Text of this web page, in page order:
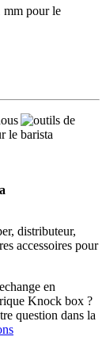
mm pour le
le
distributeur,
accessoires pour
en
Knock box ?
question dans la